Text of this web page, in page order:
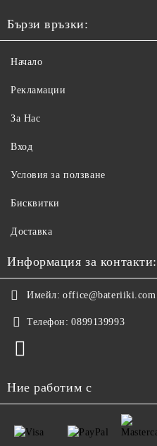
Бързи връзки:
Начало
Рекламации
За Нас
Вход
Условия за ползване
Бисквитки
Доставка
Информация за контакти:
Имейл: office@bateriiki.com
Телефон: 0899139993
Ние работим с